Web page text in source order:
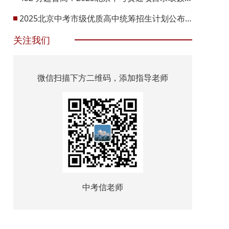
2025北京中考市级优质高中统筹招生计划公布！
关注我们
微信扫描下方二维码，添加指导老师
中考信老师